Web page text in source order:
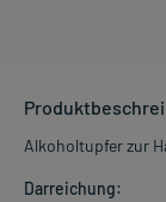
Alkoholtupfer zur
Darreichung: